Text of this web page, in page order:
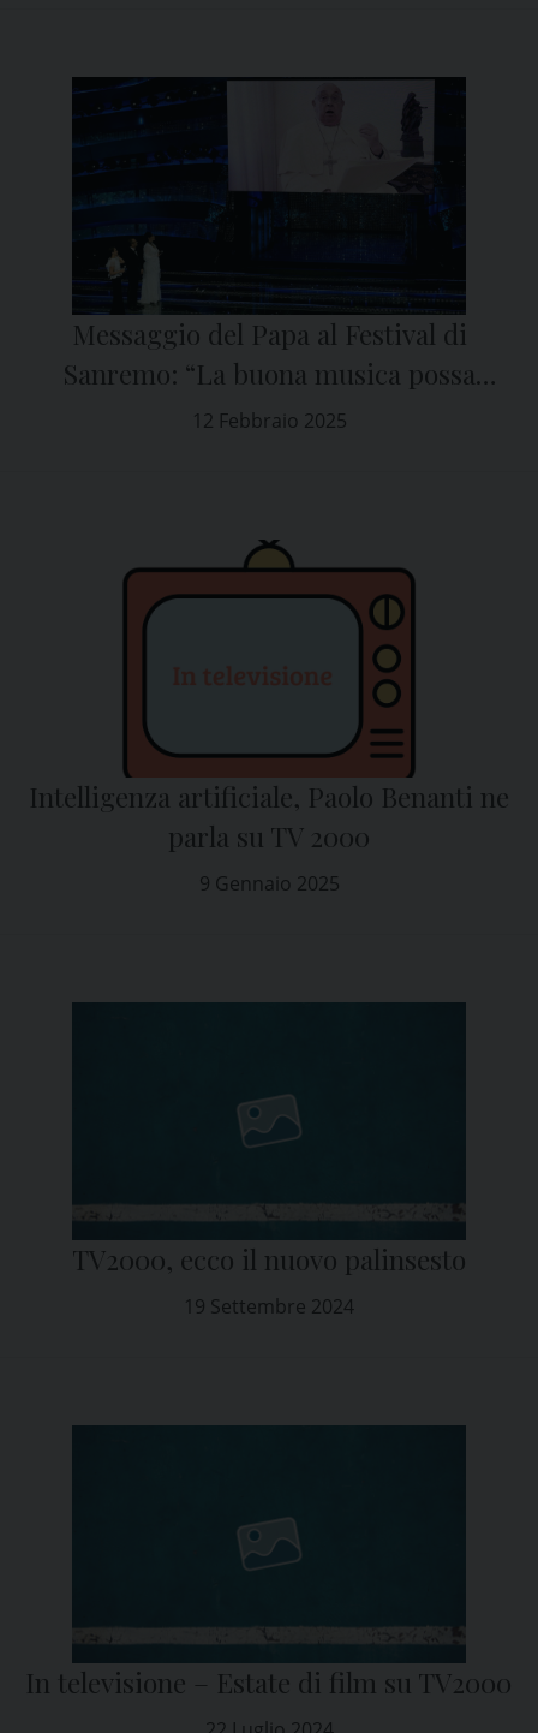
12 Febbraio 2025
Messaggio del Papa al Festival di
Sanremo: “La buona musica possa
raggiungere il cuore di tutti”
9 Gennaio 2025
Intelligenza artificiale, Paolo Benanti ne
parla su TV 2000
19 Settembre 2024
TV2000, ecco il nuovo palinsesto
In televisione – Estate di film su TV2000